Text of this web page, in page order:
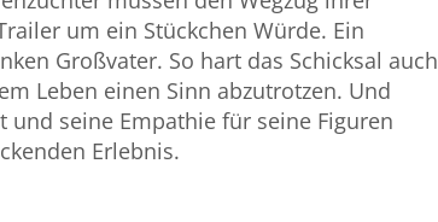
um ein Stückchen Würde. Ein
Großvater. So hart das Schicksal auch
Leben einen Sinn abzutrotzen. Und
und seine Empathie für seine Figuren
Erlebnis.